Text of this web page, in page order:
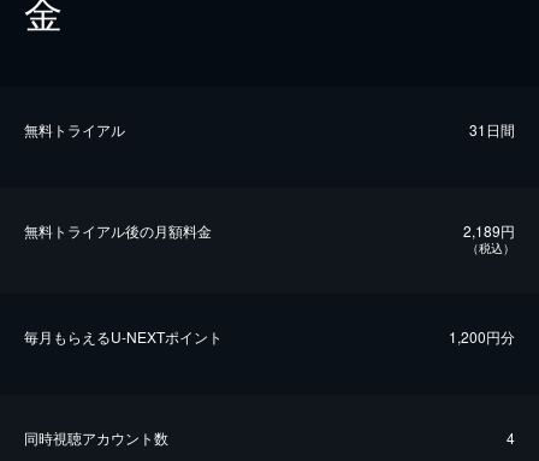
無料トライアル 31日間
無料トライアル後の⽉額料金 2,189円
（税込）
毎⽉もらえるU-NEXTポイント 1,200円分
同時視聴アカウント数 4